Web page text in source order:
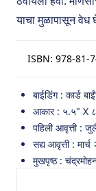
याचा मुळापासून वेध
ISBN: 978-81-
बाईडिंग : कार्ड
आकार : ५.५" X
पहिली आवृत्ती :
सद्य आवृत्ती :
मुखपृष्ठ :